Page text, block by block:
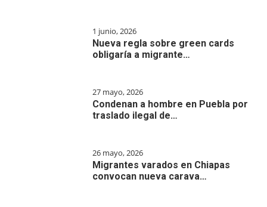
1 junio, 2026
Nueva regla sobre green cards
obligaría a migrante…
27 mayo, 2026
Condenan a hombre en Puebla por
traslado ilegal de…
26 mayo, 2026
Migrantes varados en Chiapas
convocan nueva carava…